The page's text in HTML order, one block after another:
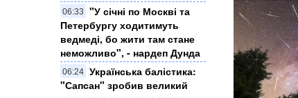
06:33
"У січні по Москві та
Петербургу ходитимуть
ведмеді, бо жити там стане
неможливо", - нардеп Дунда
06:24 ​Українська балістика:
"Сапсан" зробив великий